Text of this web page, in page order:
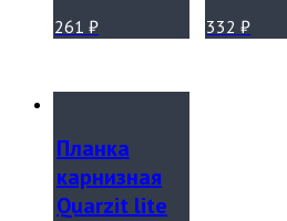
261 ₽ 332₽
Планка
карнизная
Quarzit lite